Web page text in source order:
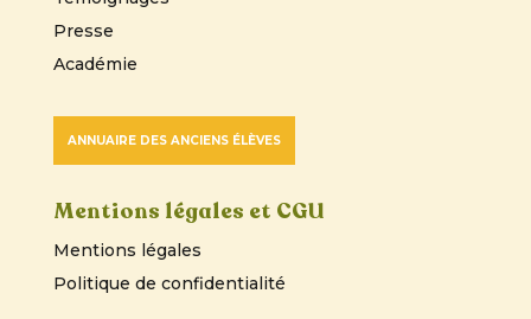
Presse
Académie
ANNUAIRE DES ANCIENS ÉLÈVES
Mentions légales et CGU
Mentions légales
Politique de confidentialité